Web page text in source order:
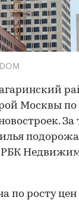
Москвы
по росту